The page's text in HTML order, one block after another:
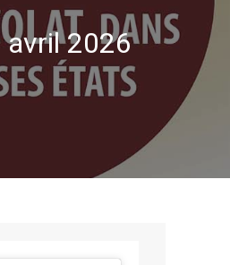
search
avril 2026